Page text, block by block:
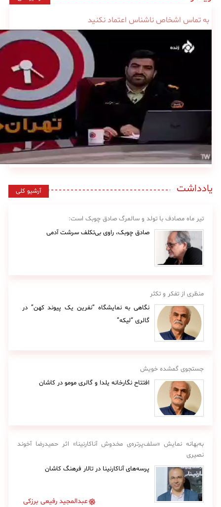
به تماس اشخاص ناشناس اعتماد نکنید
یادداشت آرشیو کلی
تیر ماه مصادف با تولد و سالمرگ صادق چوبک است:
صادق چوبک، راوی بی‌تکلف سرشت آدمی
منظری از تفکر و تکثر
نگاهی به نمایشگاه “نفرین یک پیوند کهن” در
گالری “لیکه”
جستجوی گمشده خویش
افتتاح نگارخانه یلدا و گالری مومو در کاشان
به‌بهانه نمایش «سلف‌پرتره‌ی مخدوش آناکارنینا» اثر حمیدرضا آخوند
نصیری
پرسه‌های آناکارنینا در تالار فرهنگ کاشان
عبدالمجید رفیعی برزکی